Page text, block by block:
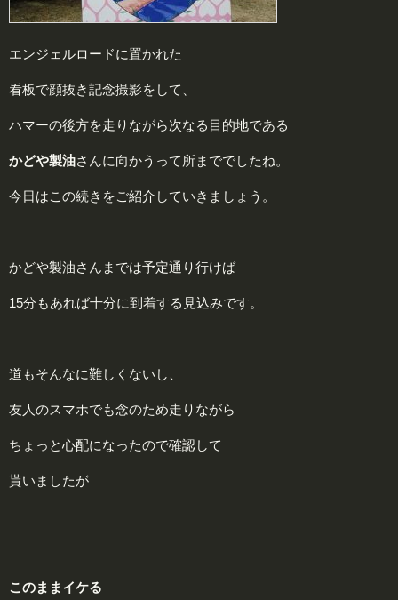
エンジェルロードに置かれた
看板で顔抜き記念撮影をして、
ハマーの後方を走りながら次なる目的地である
かどや製油さんに向かうって所まででしたね。
今日はこの続きをご紹介していきましょう。
かどや製油さんまでは予定通り行けば
15分もあれば十分に到着する見込みです。
道もそんなに難しくないし、
友人のスマホでも念のため走りながら
ちょっと心配になったので確認して
貰いましたが
このままイケる